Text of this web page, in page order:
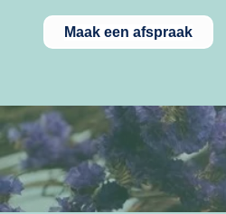
Maak een afspraak